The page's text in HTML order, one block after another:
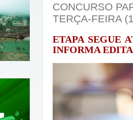
CONCURSO
TERÇA-FEIRA
ETAPA SEGUE
INFORMA